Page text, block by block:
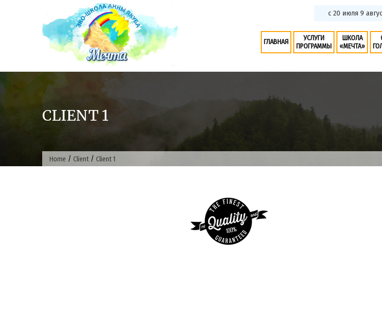
с 20 июля 9
ГЛАВНАЯ
УСЛУГИ
ПРОГРАММЫ
ШКОЛА
«МЕЧТА»
CLIENT 1
Home / Client / Client 1